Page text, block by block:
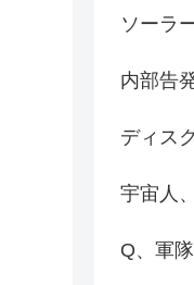
ソーラ
内部告
ディス
宇宙人
Q、軍